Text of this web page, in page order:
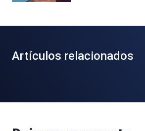
Artículos relacionados